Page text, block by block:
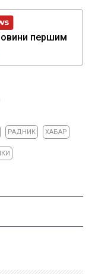
першим
РАДНИК ХАБАР